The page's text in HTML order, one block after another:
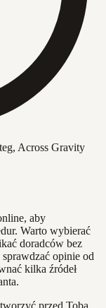
Across Gravity
aby
Warto wybierać
doradców bez
opinie od
kilka źródeł
przed Tobą